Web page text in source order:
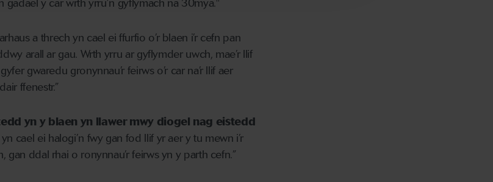
y car wrth yrru’n gyflymach na 30mya."
a threch yn cael ei ffurfio o’r blaen i’r cefn pan
arall ar gau. Wrth yrru ar gyflymder uwch, mae’r llif
gwaredu gronynnau’r feirws o’r car na’r llif aer
ffenestr.”
yn y blaen yn llawer mwy diogel nag eistedd
cael ei halogi’n fwy gan fod llif yr aer y tu mewn i’r
gan ddal rhai o ronynnau’r feirws yn y parth cefn.”